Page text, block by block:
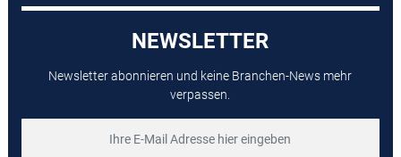
NEWSLETTER
Newsletter abonnieren und keine Branchen-News mehr
verpassen.